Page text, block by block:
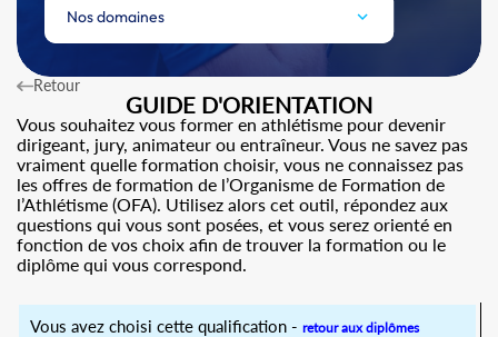
Nos domaines
Retour
GUIDE D'ORIENTATION
Vous souhaitez vous former en athlétisme pour devenir
dirigeant, jury, animateur ou entraîneur. Vous ne savez pas
vraiment quelle formation choisir, vous ne connaissez pas
les offres de formation de l’Organisme de Formation de
l’Athlétisme (OFA). Utilisez alors cet outil, répondez aux
questions qui vous sont posées, et vous serez orienté en
fonction de vos choix afin de trouver la formation ou le
diplôme qui vous correspond.
Vous avez choisi cette qualification - retour aux diplômes